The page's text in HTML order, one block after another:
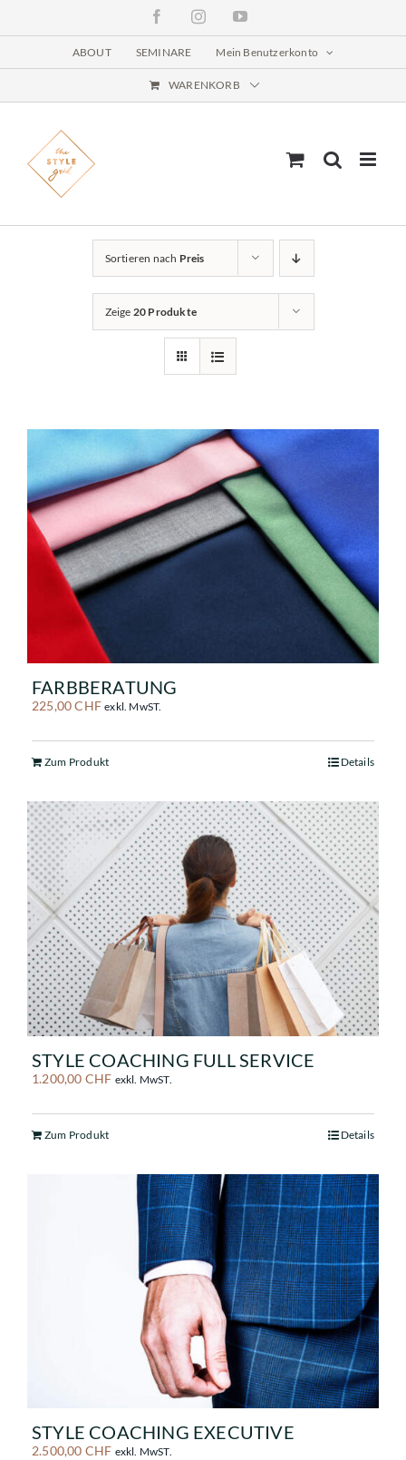
FacebookInstagramYouTube
ABOUT SEMINARE Mein Benutzerkonto
WARENKORB
Sortieren nach Preis
Zeige 20 Produkte
FARBBERATUNG
225,00CHF exkl. MwST.
Zum Produkt Details
STYLE COACHING FULL SERVICE
1.200,00 CHF exkl. MwST.
Zum Produkt Details
STYLE COACHING EXECUTIVE
2.500,00 CHF exkl. MwST.